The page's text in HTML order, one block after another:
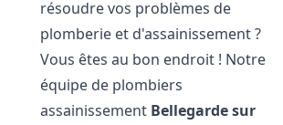
résoudre vos problèmes de
plomberie et d'assainissement ?
Vous êtes au bon endroit ! Notre
équipe de plombiers
assainissement Bellegarde sur